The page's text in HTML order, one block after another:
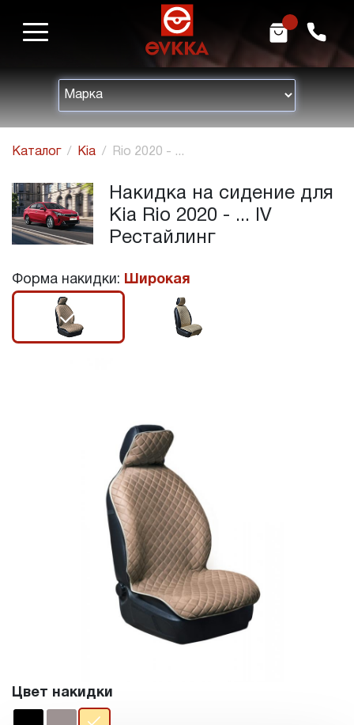
h m
Каталог Kia Rio 2020 - ...
Накидка на сидение для
Kia Rio 2020 - ... IV
Рестайлинг
Форма накидки: Широкая
r
Цвет накидки